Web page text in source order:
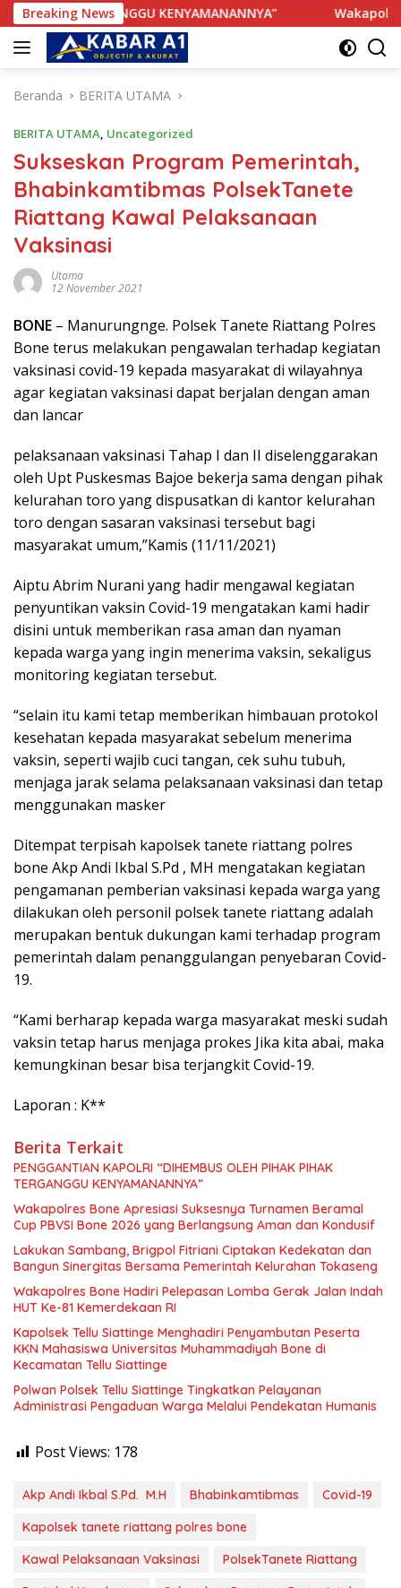
Langsung
ke
konten
Breaking News
TERGANGGU KENYAMANANNYA” Wakapolres Bone
Beranda BERITA UTAMA
BERITA UTAMA, Uncategorized
Sukseskan Program Pemerintah,
Bhabinkamtibmas PolsekTanete
Riattang Kawal Pelaksanaan
Vaksinasi
Utama
12 November 2021
BONE – Manurungnge. Polsek Tanete Riattang Polres
Bone terus melakukan pengawalan terhadap kegiatan
vaksinasi covid-19 kepada masyarakat di wilayahnya
agar kegiatan vaksinasi dapat berjalan dengan aman
dan lancar
pelaksanaan vaksinasi Tahap I dan II diselenggarakan
oleh Upt Puskesmas Bajoe bekerja sama dengan pihak
kelurahan toro yang dispusatkan di kantor kelurahan
toro dengan sasaran vaksinasi tersebut bagi
masyarakat umum,”Kamis (11/11/2021)
Aiptu Abrim Nurani yang hadir mengawal kegiatan
penyuntikan vaksin Covid-19 mengatakan kami hadir
disini untuk memberikan rasa aman dan nyaman
kepada warga yang ingin menerima vaksin, sekaligus
monitoring kegiatan tersebut.
“selain itu kami tetap memberikan himbauan protokol
kesehatan kepada masyarakat sebelum menerima
vaksin, seperti wajib cuci tangan, cek suhu tubuh,
menjaga jarak selama pelaksanaan vaksinasi dan tetap
menggunakan masker
Ditempat terpisah kapolsek tanete riattang polres
bone Akp Andi Ikbal S.Pd , MH mengatakan kegiatan
pengamanan pemberian vaksinasi kepada warga yang
dilakukan oleh personil polsek tanete riattang adalah
merupakan bentuk dukungan kami terhadap program
pemerintah dalam penanggulangan penyebaran Covid-
19.
“Kami berharap kepada warga masyarakat meski sudah
vaksin tetap harus menjaga prokes Jika kita abai, maka
kemungkinan besar bisa terjangkit Covid-19.
Laporan : K**
Berita Terkait
PENGGANTIAN KAPOLRI “DIHEMBUS OLEH PIHAK PIHAK
TERGANGGU KENYAMANANNYA”
Wakapolres Bone Apresiasi Suksesnya Turnamen Beramal
Cup PBVSI Bone 2026 yang Berlangsung Aman dan Kondusif
Lakukan Sambang, Brigpol Fitriani Ciptakan Kedekatan dan
Bangun Sinergitas Bersama Pemerintah Kelurahan Tokaseng
Wakapolres Bone Hadiri Pelepasan Lomba Gerak Jalan Indah
HUT Ke-81 Kemerdekaan RI
Kapolsek Tellu Siattinge Menghadiri Penyambutan Peserta
KKN Mahasiswa Universitas Muhammadiyah Bone di
Kecamatan Tellu Siattinge
Polwan Polsek Tellu Siattinge Tingkatkan Pelayanan
Administrasi Pengaduan Warga Melalui Pendekatan Humanis
Post Views: 178
Akp Andi Ikbal S.Pd. M.H Bhabinkamtibmas
Covid-19
Kapolsek tanete riattang polres bone
Kawal Pelaksanaan Vaksinasi
PolsekTanete Riattang